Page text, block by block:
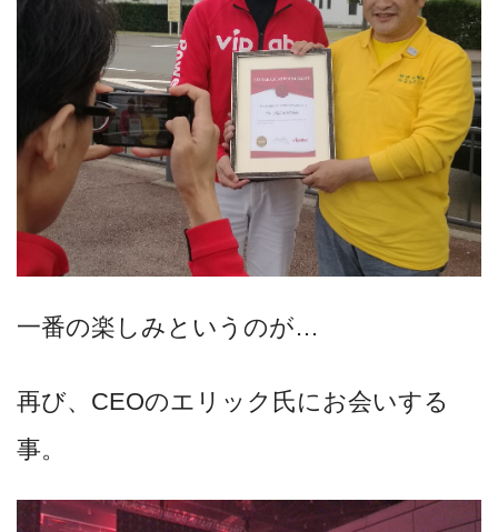
一番の楽しみというのが…
再び、CEOのエリック氏にお会いする
事。